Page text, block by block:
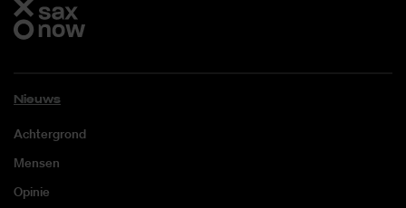
Nieuws
Achtergrond
Mensen
Opinie